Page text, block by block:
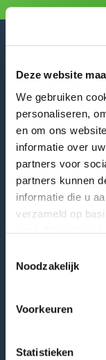
Deze website
We gebruiken
personaliseren,
en om ons
informatie over
partners voor
partners kunnen
informatie die u
verzameld op
Noodzakelijk
Voorkeuren
Statistieken